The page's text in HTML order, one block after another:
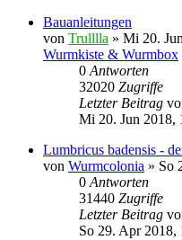
Bauanleitungen
von Trulllla » Mi 20.
Wurmkiste & Wurmbox
0 Antworten
32020 Zugriffe
Letzter Beitrag
Mi 20. Jun 2018,
Lumbricus badensis -
von Wurmcolonia » So
0 Antworten
31440 Zugriffe
Letzter Beitrag
So 29. Apr 2018,